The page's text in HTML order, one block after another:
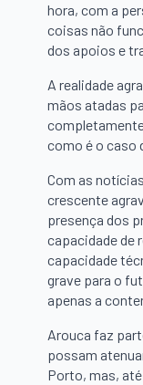
hora, com a
coisas não
dos apoios e
A realidade
mãos atadas
como é o caso
Com as
crescente
presença dos
capacidade de
capacidade
grave para o
apenas a
Arouca faz
possam
Porto, mas,